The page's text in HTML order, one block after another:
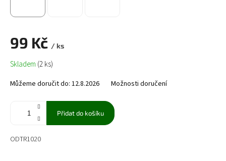
99 Kč / ks
Měrná
cena:
Skladem (2 ks)
Můžeme doručit do: 12.8.2026 Možnosti doručení
Přidat do košíku
ODTR1020